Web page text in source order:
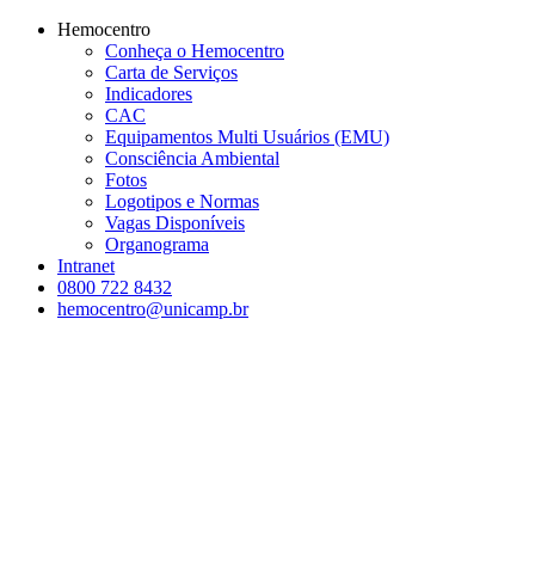
Conteúdo principal
Hemocentro
Conheça o Hemocentro
Carta de Serviços
Indicadores
CAC
Equipamentos Multi Usuários (EMU)
Consciência Ambiental
Fotos
Logotipos e Normas
Vagas Disponíveis
Organograma
Intranet
0800 722 8432
hemocentro@unicamp.br